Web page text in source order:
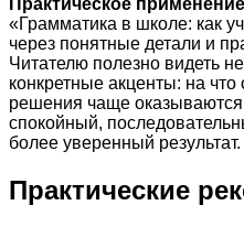
Практическое
«Грамматика в школе: как
через понятные детали и
Читателю полезно видеть
конкретные акценты: на
решения чаще
спокойный,
более уверенный результат.
Практические